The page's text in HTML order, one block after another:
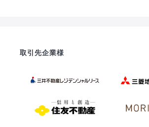
取引先企業様